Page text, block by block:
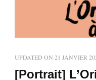
UPDATED ON 21 JANVIER
[Portrait]